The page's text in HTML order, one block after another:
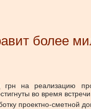
более
на реализацию
во время
проектно-сметной